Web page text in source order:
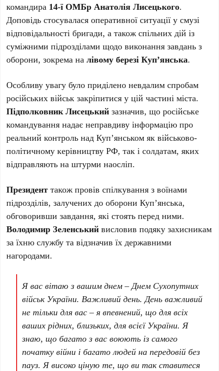
командира 14-ї ОМБр Анатолія Лисецького.
Доповідь стосувалася оперативної ситуації у смузі
відповідальності бригади, а також спільних дій із
суміжними підрозділами щодо виконання завдань з
оборони, зокрема налівому березі Купʼянська.
Особливу увагу було приділено невдалим спробам
російських військ закріпитися у цій частині міста.
Підполковник Лисецький зазначив, що російське
командування надає неправдиву інформацію про
реальний контроль над Куп’янськом як військово-
політичному керівництву РФ, так і солдатам, яких
відправляють на штурми наосліп.
Президент також провів спілкування з воїнами
підрозділів, залучених до оборони Купʼянська,
обговоривши завдання, які стоять перед ними.
Володимир Зеленський висловив подяку захисникам
за їхню службу та відзначив їх державними
нагородами.
Я вас вітаю з вашим днем – Днем Сухопутних
військ України. Важливий день. День важливий
не тільки для вас – я впевнений, що для всіх
ваших рідних, близьких, для всієї України. Я
знаю, що багато з вас воюють із самого
початку війни і багато людей на передовій без
пауз. Я високо ціную те, що ви так ставитеся